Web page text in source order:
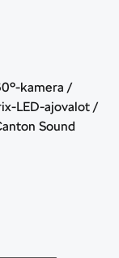
kamera /
LED-ajovalot /
Sound